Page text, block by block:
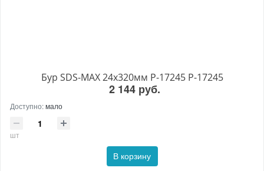
Бур SDS-MAX 24x320мм P-17245 P-17245
2 144 руб.
Доступно:мало
шт
В корзину